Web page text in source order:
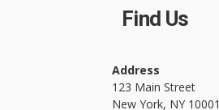
Find Us
Address
123 Main Street
New York, NY 10001